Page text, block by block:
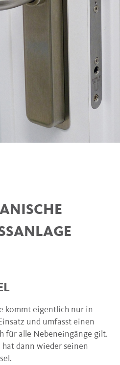
kommt eigentlich nur in
und umfasst einen
für alle Nebeneingänge gilt.
hat dann wieder seinen